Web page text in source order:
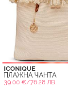
ICONIQUE
ПЛАЖНА ЧАНТА
39.00 €/76.28 ЛВ.